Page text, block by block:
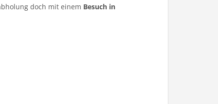
doch mit einem Besuch in